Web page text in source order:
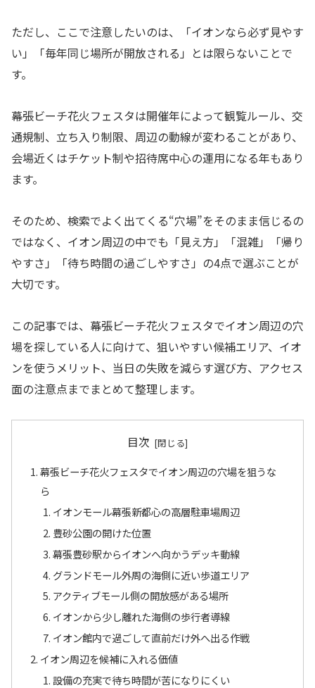
ただし、ここで注意したいのは、「イオンなら必ず見やす
い」「毎年同じ場所が開放される」とは限らないことで
す。
幕張ビーチ花火フェスタは開催年によって観覧ルール、交
通規制、立ち入り制限、周辺の動線が変わることがあり、
会場近くはチケット制や招待席中心の運用になる年もあり
ます。
そのため、検索でよく出てくる“穴場”をそのまま信じるの
ではなく、イオン周辺の中でも「見え方」「混雑」「帰り
やすさ」「待ち時間の過ごしやすさ」の4点で選ぶことが
大切です。
この記事では、幕張ビーチ花火フェスタでイオン周辺の穴
場を探している人に向けて、狙いやすい候補エリア、イオ
ンを使うメリット、当日の失敗を減らす選び方、アクセス
面の注意点までまとめて整理します。
目次
幕張ビーチ花火フェスタでイオン周辺の穴場を狙うな
ら
イオンモール幕張新都心の高層駐車場周辺
豊砂公園の開けた位置
幕張豊砂駅からイオンへ向かうデッキ動線
グランドモール外周の海側に近い歩道エリア
アクティブモール側の開放感がある場所
イオンから少し離れた海側の歩行者導線
イオン館内で過ごして直前だけ外へ出る作戦
イオン周辺を候補に入れる価値
設備の充実で待ち時間が苦になりにくい